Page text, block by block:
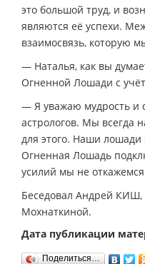
это большой труд, и
являются её успехи.
взаимосвязь, которую
— Наталья, как вы
Огненной Лошади с
— Я уважаю мудрость и
астрологов. Мы всегда
для этого. Наши
Огненная Лошадь
усилий мы не
Беседовал Андрей КИШ,
Мохнаткиной.
Дата публикации
Поделиться…